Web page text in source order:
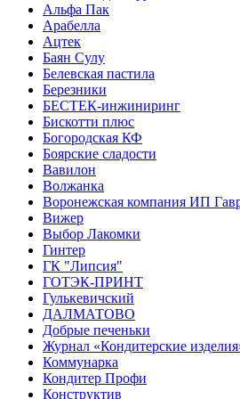
Альфа Пак
Арабелла
Ацтек
Баян Сулу
Белевская пастила
Березники
БЕСТЕК-инжиниринг
Бискотти плюс
Богородская КФ
Боярские сладости
Вавилон
Волжанка
Воронежская компания ИП
Вижер
Выбор Лакомки
Гинтер
ГК "Липсия"
ГОТЭК-ПРИНТ
Гулькевичский
ДАЛМАТОВО
Добрые печеньки
Журнал «Кондитерские
Коммунарка
Кондитер Профи
Конструктив